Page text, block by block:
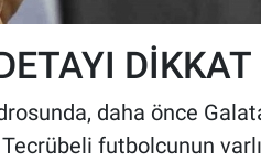
DİKKAT
daha önce
futbolcunun